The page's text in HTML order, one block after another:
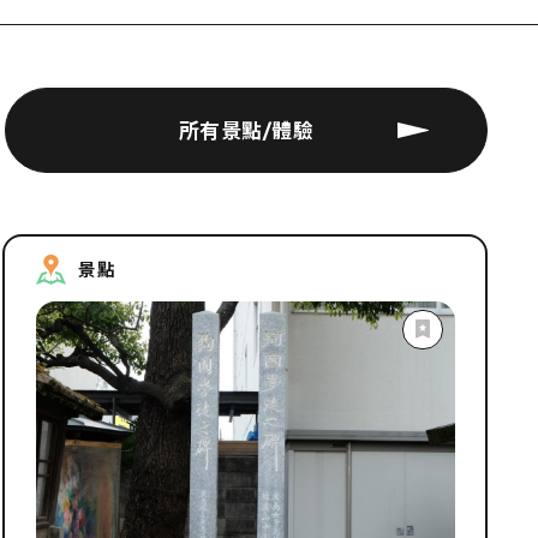
所有景點/體驗
景點